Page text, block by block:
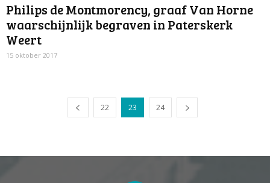
Philips de Montmorency, graaf Van Horne
waarschijnlijk begraven in Paterskerk
Weert
15 oktober 2017
22 23 24